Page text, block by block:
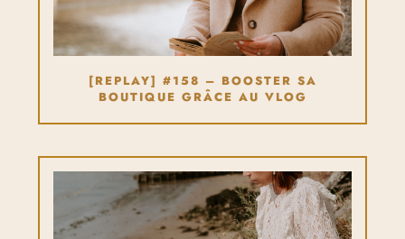
[REPLAY] #158 – BOOSTER SA
BOUTIQUE GRÂCE AU VLOG